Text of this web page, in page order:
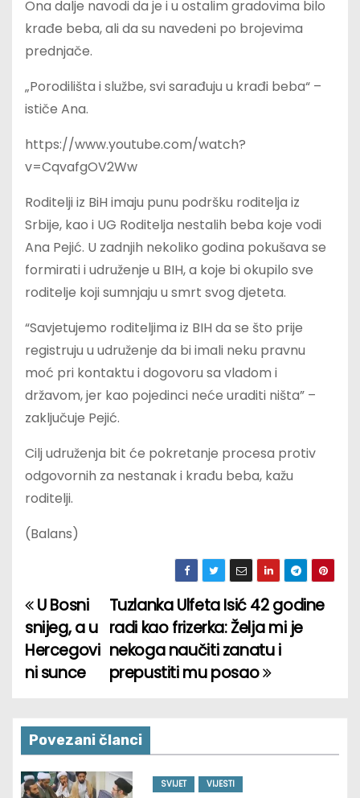
Ona dalje navodi da je i u ostalim gradovima bilo
krađe beba, ali da su navedeni po brojevima
prednjače.
„Porodilišta i službe, svi sarađuju u krađi beba“ –
ističe Ana.
https://www.youtube.com/watch?
v=CqvafgOV2Ww
Roditelji iz BiH imaju punu podršku roditelja iz
Srbije, kao i UG Roditelja nestalih beba koje vodi
Ana Pejić. U zadnjih nekoliko godina pokušava se
formirati i udruženje u BIH, a koje bi okupilo sve
roditelje koji sumnjaju u smrt svog djeteta.
“Savjetujemo roditeljima iz BIH da se što prije
registruju u udruženje da bi imali neku pravnu
moć pri kontaktu i dogovoru sa vladom i
državom, jer kao pojedinci neće uraditi ništa” –
zaključuje Pejić.
Cilj udruženja bit će pokretanje procesa protiv
odgovornih za nestanak i krađu beba, kažu
roditelji.
(Balans)
P
o
s
n
a
Tuzlanka Ulfeta Isić 42 godine
radi kao frizerka: Želja mi je
nekoga naučiti zanatu i
prepustiti mu posao
U Bosni
snijeg, a u
Hercegovi
ni sunce
Povezani članci
SVIJET VIJESTI